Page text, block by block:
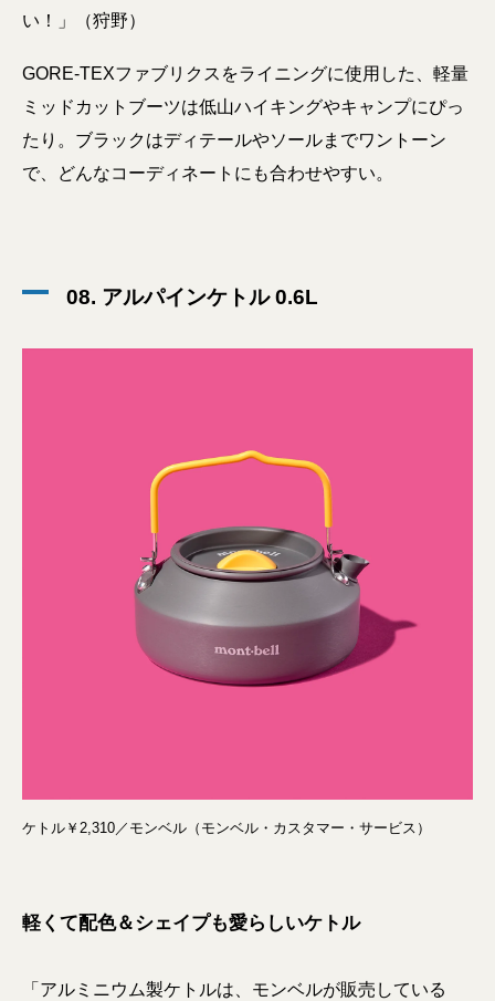
い！」（狩野）
GORE-TEXファブリクスをライニングに使用した、軽量
ミッドカットブーツは低山ハイキングやキャンプにぴっ
たり。ブラックはディテールやソールまでワントーン
で、どんなコーディネートにも合わせやすい。
08. アルパインケトル 0.6L
ケトル￥2,310／モンベル（モンベル・カスタマー・サービス）
軽くて配色＆シェイプも愛らしいケトル
「アルミニウム製ケトルは、モンベルが販売している